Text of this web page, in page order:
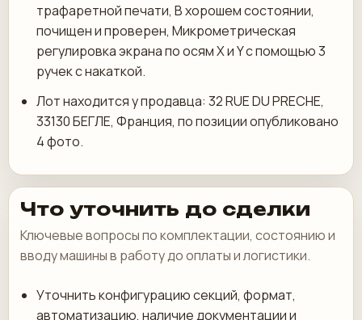
трафаретной печати, В хорошем состоянии,
почищен и проверен, Микрометрическая
регулировка экрана по осям X и Y с помощью 3
ручек с накаткой.
Лот находится у продавца: 32 RUE DU PRECHE,
33130 БЕГЛЕ, Франция, по позиции опубликовано
4 фото.
Что уточнить до сделки
Ключевые вопросы по комплектации, состоянию и
вводу машины в работу до оплаты и логистики.
Уточнить конфигурацию секций, формат,
автоматизацию, наличие документации и